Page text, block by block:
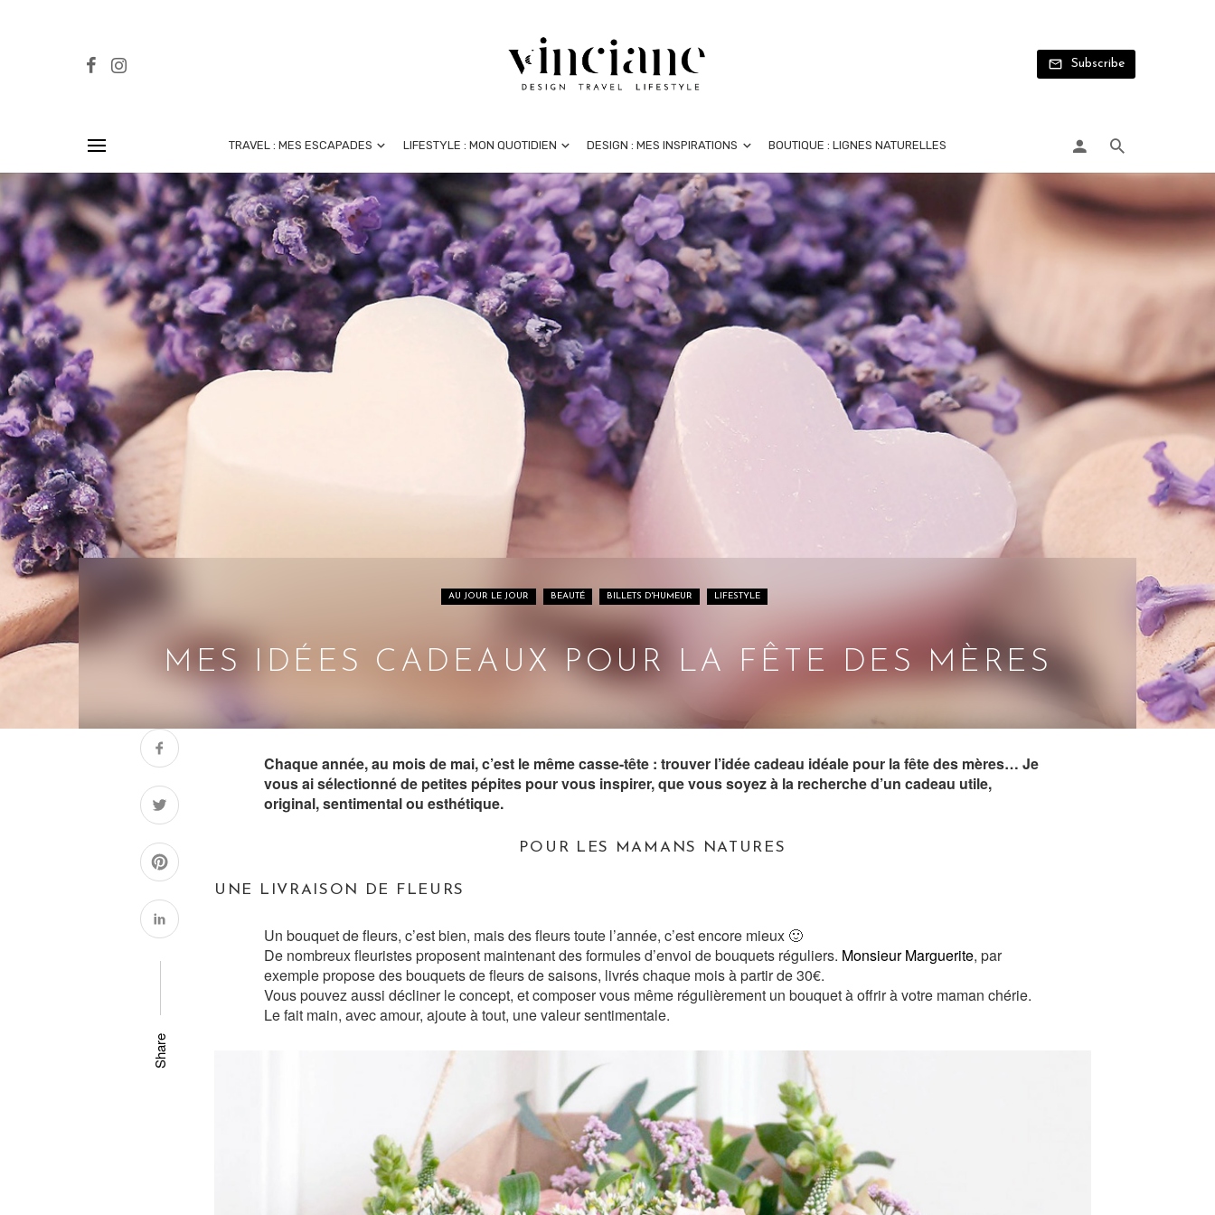
Subscribe
TRAVEL : MES ESCAPADES LIFESTYLE : MON QUOTIDIEN DESIGN : MES INSPIRATIONS BOUTIQUE : LIGNES NATURELLES
AU JOUR LE JOUR BEAUTÉ BILLETS D'HUMEUR LIFESTYLE
MES IDÉES CADEAUX POUR LA FÊTE DES MÈRES
Share
Chaque année, au mois de mai, c’est le même casse-tête : trouver l’idée cadeau idéale pour la fête des mères… Je
vous ai sélectionné de petites pépites pour vous inspirer, que vous soyez à la recherche d’un cadeau utile,
original, sentimental ou esthétique.
POUR LES MAMANS NATURES
UNE LIVRAISON DE FLEURS
Un bouquet de fleurs, c’est bien, mais des fleurs toute l’année, c’est encore mieux 🙂
De nombreux fleuristes proposent maintenant des formules d’envoi de bouquets réguliers. Monsieur Marguerite, par
exemple propose des bouquets de fleurs de saisons, livrés chaque mois à partir de 30€.
Vous pouvez aussi décliner le concept, et composer vous même régulièrement un bouquet à offrir à votre maman chérie.
Le fait main, avec amour, ajoute à tout, une valeur sentimentale.